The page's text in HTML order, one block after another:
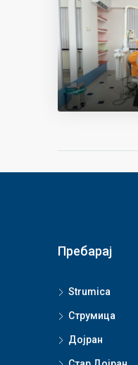
Пребарај
Strumica
Струмица
Дојран